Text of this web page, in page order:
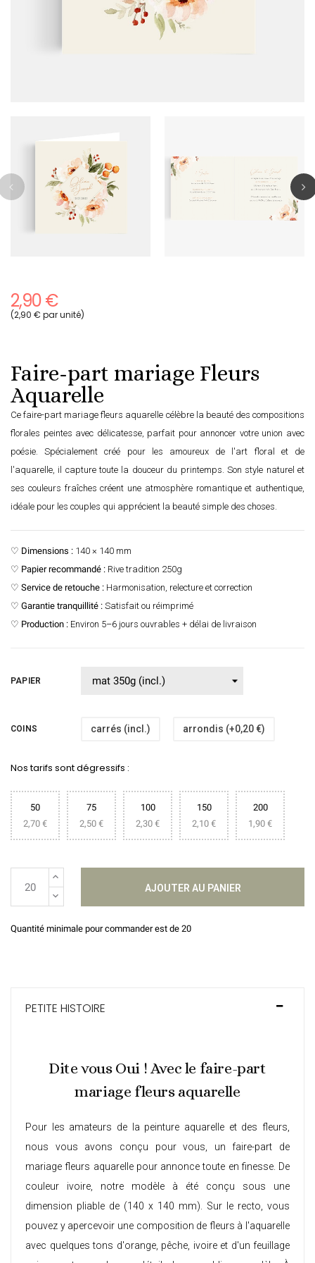
2,90 €
(2,90 € par unité)
Faire-part mariage Fleurs
Aquarelle
Ce faire-part mariage fleurs aquarelle célèbre la beauté des compositions
florales peintes avec délicatesse, parfait pour annoncer votre union avec
poésie. Spécialement créé pour les amoureux de l'art floral et de
l'aquarelle, il capture toute la douceur du printemps. Son style naturel et
ses couleurs fraîches créent une atmosphère romantique et authentique,
idéale pour les couples qui apprécient la beauté simple des choses.
♡ Dimensions : 140 × 140 mm
♡ Papier recommandé : Rive tradition 250g
♡ Service de retouche : Harmonisation, relecture et correction
♡ Garantie tranquillité : Satisfait ou réimprimé
♡ Production : Environ 5–6 jours ouvrables + délai de livraison
PAPIER
COINS carrés (incl.) arrondis (+0,20 €)
Nos tarifs sont dégressifs :
50
2,70 €
75
2,50 €
100
2,30 €
150
2,10 €
200
1,90 €
AJOUTER AU PANIER
Quantité minimale pour commander est de 20
PETITE HISTOIRE
Dite vous Oui ! Avec le faire-part
mariage fleurs aquarelle
Pour les amateurs de la peinture aquarelle et des fleurs,
nous vous avons conçu pour vous, un faire-part de
mariage fleurs aquarelle pour annonce toute en finesse. De
couleur ivoire, notre modèle à été conçu sous une
dimension pliable de (140 x 140 mm). Sur le recto, vous
pouvez y apercevoir une composition de fleurs à l'aquarelle
avec quelques tons d'orange, pêche, ivoire et d'un feuillage